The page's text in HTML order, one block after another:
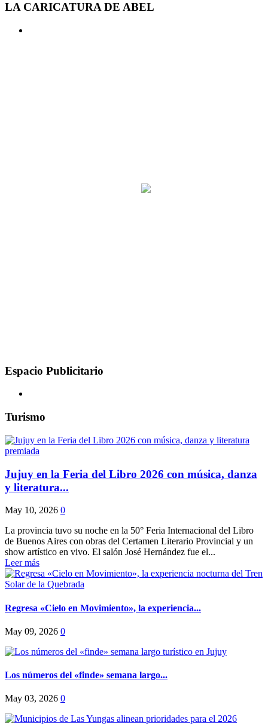
LA CARICATURA DE ABEL
Espacio Publicitario
Turismo
Jujuy en la Feria del Libro 2026 con música, danza
y literatura...
May 10, 2026 0
La provincia tuvo su noche en la 50° Feria Internacional del Libro
de Buenos Aires con obras del Certamen Literario Provincial y un
show artístico en vivo. El salón José Hernández fue el...
Leer más
Regresa «Cielo en Movimiento», la experiencia...
May 09, 2026 0
Los números del «finde» semana largo...
May 03, 2026 0